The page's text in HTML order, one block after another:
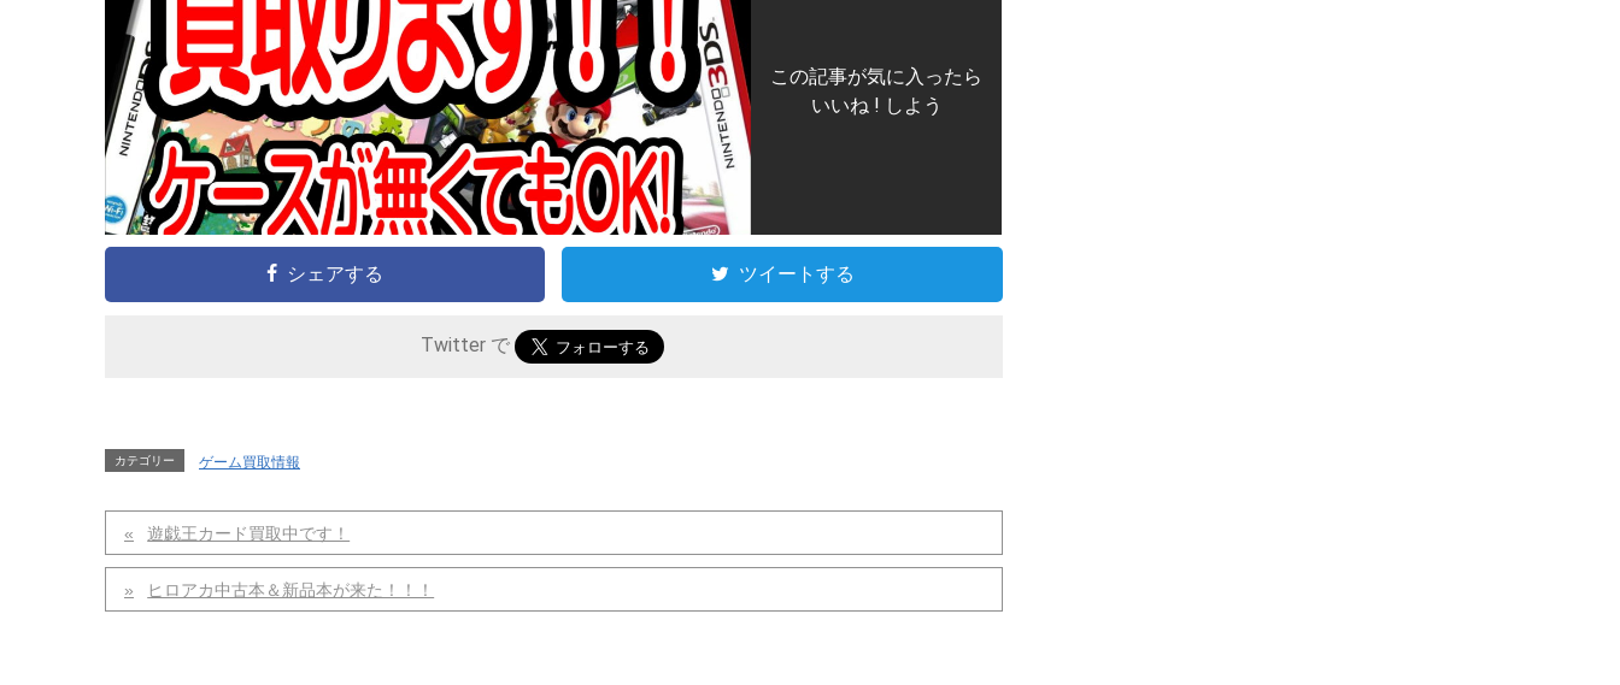
この記事が気に入ったら
いいね ! しよう
シェアする ツイートする
Twitter で
カテゴリー ゲーム買取情報
遊戯王カード買取中です！
ヒロアカ中古本＆新品本が来た！！！